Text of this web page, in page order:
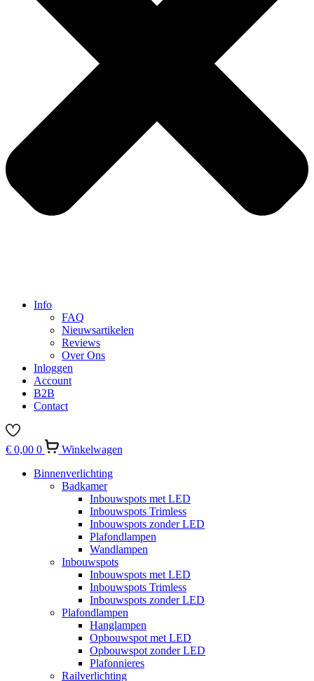
Info
FAQ
Nieuwsartikelen
Reviews
Over Ons
Inloggen
Account
B2B
Contact
€ 0,00 0
Winkelwagen
Binnenverlichting
Badkamer
Inbouwspots met LED
Inbouwspots Trimless
Inbouwspots zonder LED
Plafondlampen
Wandlampen
Inbouwspots
Inbouwspots met LED
Inbouwspots Trimless
Inbouwspots zonder LED
Plafondlampen
Hanglampen
Opbouwspot met LED
Opbouwspot zonder LED
Plafonnieres
Railverlichting